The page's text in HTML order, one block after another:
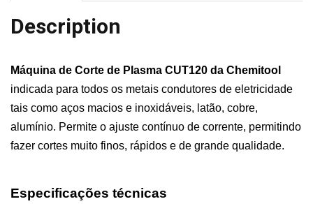
Description
Máquina de Corte de Plasma CUT120 da Chemitool
indicada para todos os metais condutores de eletricidade
tais como aços macios e inoxidáveis, latão, cobre,
alumínio. Permite o ajuste contínuo de corrente, permitindo
fazer cortes muito finos, rápidos e de grande qualidade.
Especificações técnicas